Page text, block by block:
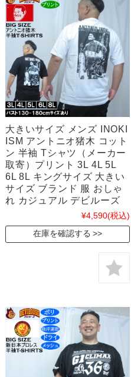
大きいサイズ メンズ INOKI
ISM アントニオ猪木 コット
ン 半袖 Tシャツ（メーカー
取寄）プリント 3L 4L 5L
6L 8L キングサイズ 大きい
サイズ ブランド 服 おしゃ
れ カジュアル デビルーズ
¥4,590(税込)
在庫を確認する